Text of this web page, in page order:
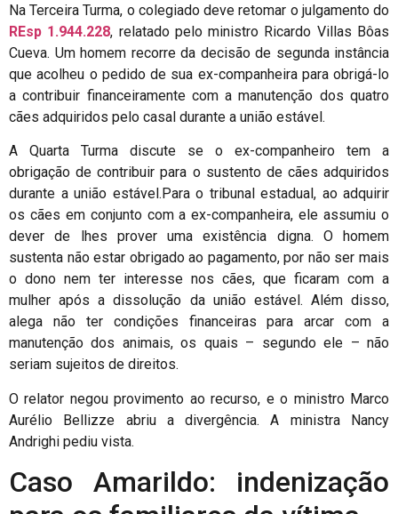
Na Terceira Turma, o colegiado deve retomar o julgamento do
REsp 1.944.228, relatado pelo ministro Ricardo Villas Bôas
Cueva. Um homem recorre da decisão de segunda instância
que acolheu o pedido de sua ex-companheira para obrigá-lo
a contribuir financeiramente com a manutenção dos quatro
cães adquiridos pelo casal durante a união estável.
A Quarta Turma discute se o ex-companheiro tem a
obrigação de contribuir para o sustento de cães adquiridos
durante a união estável. Para o tribunal estadual, ao adquirir
os cães em conjunto com a ex-companheira, ele assumiu o
dever de lhes prover uma existência digna. O homem
sustenta não estar obrigado ao pagamento, por não ser mais
o dono nem ter interesse nos cães, que ficaram com a
mulher após a dissolução da união estável. Além disso,
alega não ter condições financeiras para arcar com a
manutenção dos animais, os quais – segundo ele – não
seriam sujeitos de direitos.
O relator negou provimento ao recurso, e o ministro Marco
Aurélio Bellizze abriu a divergência. A ministra Nancy
Andrighi pediu vista.
Caso Amarildo: indenização